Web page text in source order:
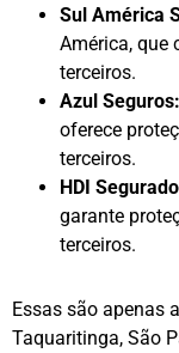
Sul América
América, que
terceiros.
Azul Seguros:
oferece
terceiros.
HDI
garante
terceiros.
Essas são apenas
Taquaritinga, São